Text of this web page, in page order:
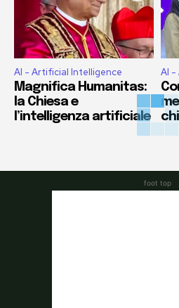
AI - Artificial Intelligence
Magnifica Humanitas:
la Chiesa e
l’intelligenza artificiale
AI -
foot top